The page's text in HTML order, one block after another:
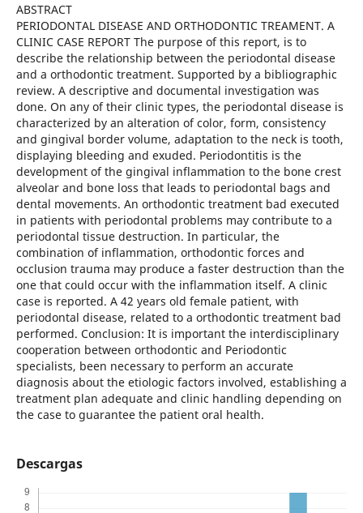
ABSTRACT
PERIODONTAL DISEASE AND ORTHODONTIC TREAMENT. A
CLINIC CASE REPORT The purpose of this report, is to
describe the relationship between the periodontal disease
and a orthodontic treatment. Supported by a bibliographic
review. A descriptive and documental investigation was
done. On any of their clinic types, the periodontal disease is
characterized by an alteration of color, form, consistency
and gingival border volume, adaptation to the neck is tooth,
displaying bleeding and exuded. Periodontitis is the
development of the gingival inflammation to the bone crest
alveolar and bone loss that leads to periodontal bags and
dental movements. An orthodontic treatment bad executed
in patients with periodontal problems may contribute to a
periodontal tissue destruction. In particular, the
combination of inflammation, orthodontic forces and
occlusion trauma may produce a faster destruction than the
one that could occur with the inflammation itself. A clinic
case is reported. A 42 years old female patient, with
periodontal disease, related to a orthodontic treatment bad
performed. Conclusion: It is important the interdisciplinary
cooperation between orthodontic and Periodontic
specialists, been necessary to perform an accurate
diagnosis about the etiologic factors involved, establishing a
treatment plan adequate and clinic handling depending on
the case to guarantee the patient oral health.
Descargas